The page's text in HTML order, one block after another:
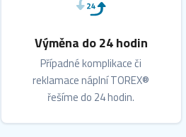
Výměna do 24 hodin
Případné komplikace či
reklamace náplní TOREX®
řešíme do 24 hodin.